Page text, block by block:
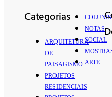
Categorias
ARQUITETURA
DE
PAISAGISMO
PROJETOS
RESIDENCIAIS
NOTAS
SOCIAL
ARTE